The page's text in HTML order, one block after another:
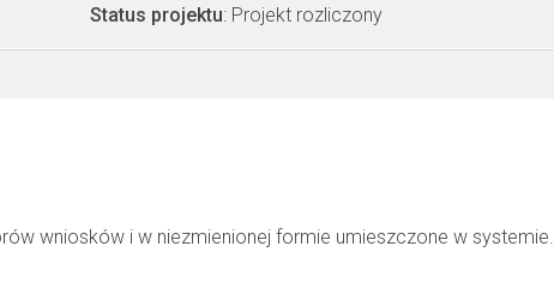
Status projektu: Projekt rozliczony
wniosków i w niezmienionej formie umieszczone w systemie.